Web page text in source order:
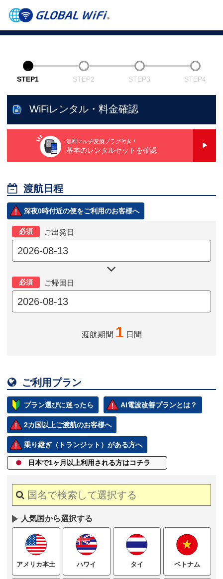
STEP1 STEP2 STEP3 STEP4
WiFiレンタル・料金確認
無料マルチ変換プラグ付き！
基本のレンタルセットを確認
 渡航日程
深夜0時付近の便をご利用のお客様へ
必須 ご出発日

必須 ご帰国日
渡航期間 1 日間
 ご利用プラン
プラン選びに迷ったら AI電波改善プランとは？
2カ国以上ご渡航のお客様へ
乗り継ぎ（トランジット）がある方へ
日本で1ヶ月以上利用される方はコチラ
人気国から選択する
アメリカ本土 ハワイ タイ ベトナム